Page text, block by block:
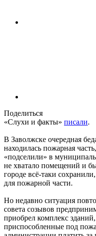
Поделиться
«Слухи и факты» писали.
В Заволжске очередная
находилась пожарная
«подселили» в
не хватало помещений и
городе всё-таки
для пожарной части.
Но недавно ситуация
совета созывов
приобрел комплекс
приспособленные под